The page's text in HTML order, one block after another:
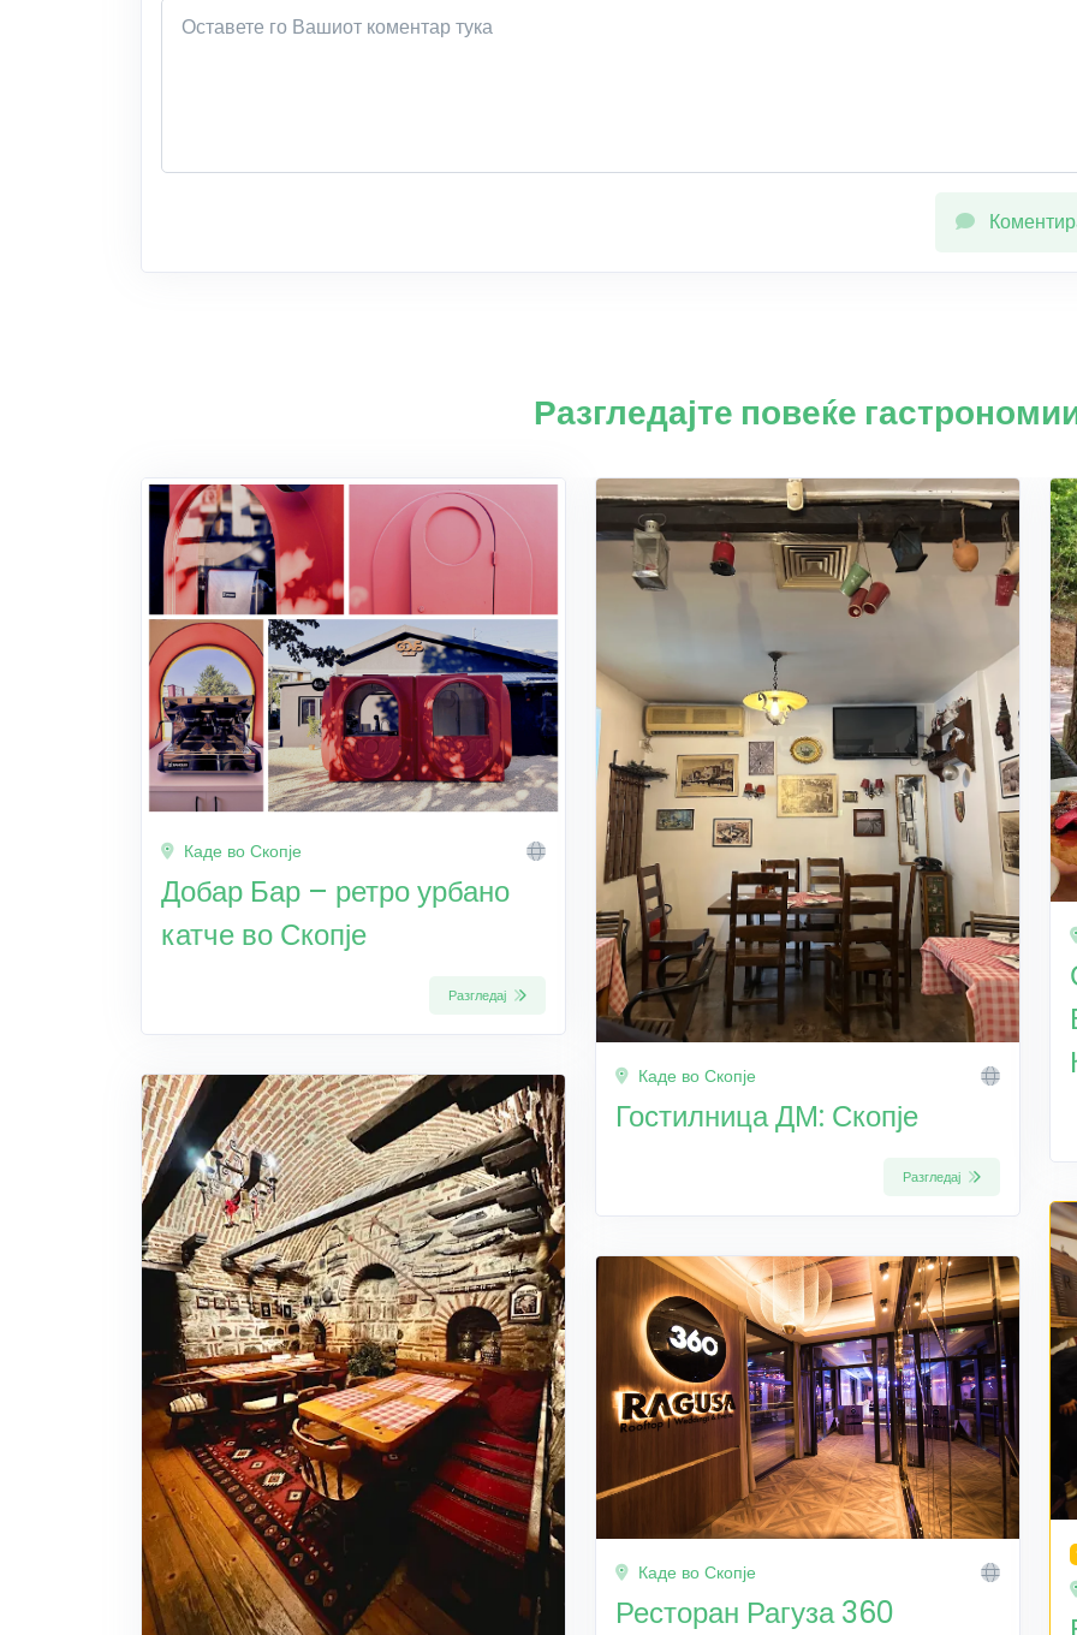
Разгледајте повеќе
Каде во Скопје
Добар Бар – ретро урбано
катче во Скопје
Разгледај
Каде во Скопје
Гостилница ДМ: Скопје
Разгледај
Каде во Скопје
Ресторан Рагуза 360